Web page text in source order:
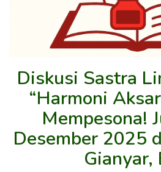
Diskusi Sastra
“Harmoni
Mempesona!
Desember 2025
Gianyar,